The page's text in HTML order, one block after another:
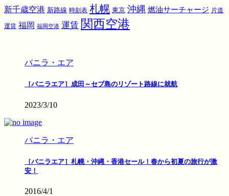
新千歳空港 新路線 時刻表 札幌 東京 沖縄 燃油サーチャージ 片道
運賃 福岡 福岡空港 運賃 関西空港
バニラ・エア
［バニラエア］成田～セブ島のリゾート路線に就航
2023/3/10
バニラ・エア
［バニラエア］札幌・沖縄・香港セール！春から初夏の旅行が激
安！
2016/4/1